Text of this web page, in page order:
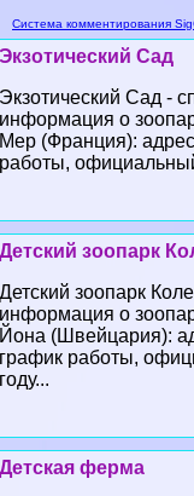
Система комментирования
Экзотический Сад
Экзотический Сад -
информация о
Мер (Франция):
работы,
Детский зоопарк
Детский зоопарк
информация о
Йона (Швейцария):
график работы,
году...
Детская ферма